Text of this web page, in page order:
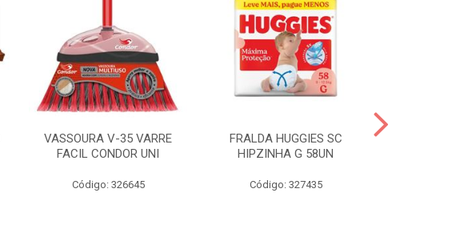
VASSOURA V-35 VARRE
FACIL CONDOR UNI
Código: 326645
FRALDA HUGGIES SC
HIPZINHA G 58UN
Código: 327435